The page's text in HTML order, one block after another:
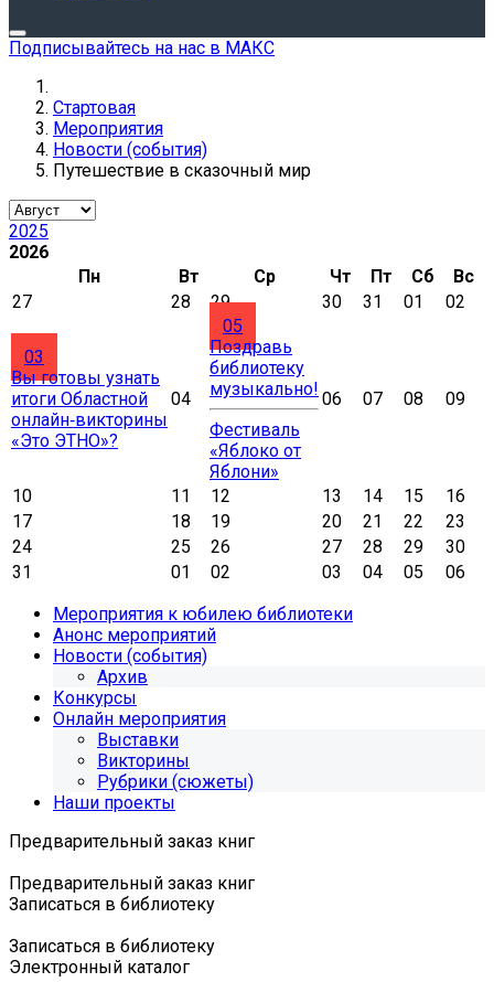
Подписывайтесь на нас в МАКС
Стартовая
Мероприятия
Новости (события)
Путешествие в сказочный мир
2025
2026
Пн
Вт Ср Чт Пт Сб
Вс
27
28 29 30 31 01 02
03
Вы готовы узнать
итоги Областной
онлайн‑викторины
«Это ЭТНО»?
04
05
Поздравь
библиотеку
музыкально!
Фестиваль
«Яблоко от
Яблони»
06 07 08 09
10 11 12 13 14 15
16
17
18 19 20 21 22
23
24
25 26 27 28 29
30
31
01 02 03 04 05
06
Мероприятия к юбилею библиотеки
Анонс мероприятий
Новости (события)
Архив
Конкурсы
Онлайн мероприятия
Выставки
Викторины
Рубрики (сюжеты)
Наши проекты
Предварительный заказ книг
Предварительный заказ книг
Записаться в библиотеку
Записаться в библиотеку
Электронный каталог